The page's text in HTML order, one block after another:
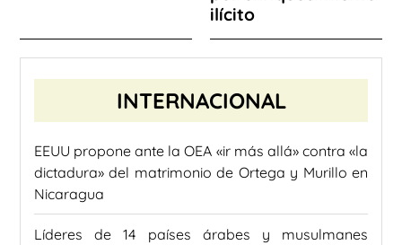
ilícito
INTERNACIONAL
EEUU propone ante la OEA «ir más allá» contra «la
dictadura» del matrimonio de Ortega y Murillo en
Nicaragua
Líderes de 14 países árabes y musulmanes